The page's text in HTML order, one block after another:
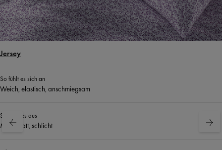
Jersey
So fühlt es sich an
Weich, elastisch, anschmiegsam
So sieht es aus
Matt, glatt, schlicht